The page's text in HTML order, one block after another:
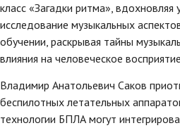
класс «Загадки ритма», вдохновляя
исследование музыкальных
обучении, раскрывая тайны
влияния на человеческое
Владимир Анатольевич Саков
беспилотных летательных
технологии БПЛА могут